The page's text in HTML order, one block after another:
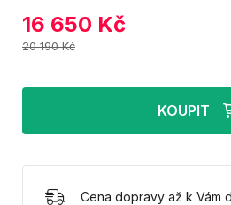
16 650 Kč
20 190 Kč
KOUPIT
Cena dopravy až k Vám